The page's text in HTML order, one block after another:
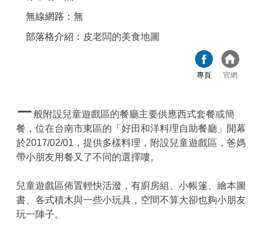
無線網路：無
部落格介紹： 皮老闆的美食地圖
專頁 官網
一般附設兒童遊戲區的餐廳主要供應西式套餐或簡
餐，位在台南市東區的「好田和洋料理自助餐廳」開幕
於2017/02/01，提供多樣料理，附設兒童遊戲區，爸媽
帶小朋友用餐又了不同的選擇嘍。
兒童遊戲區佈置輕快活潑，有廚房組、小帳篷、繪本圖
書、各式積木與一些小玩具，空間不算大卻也夠小朋友
玩一陣子。